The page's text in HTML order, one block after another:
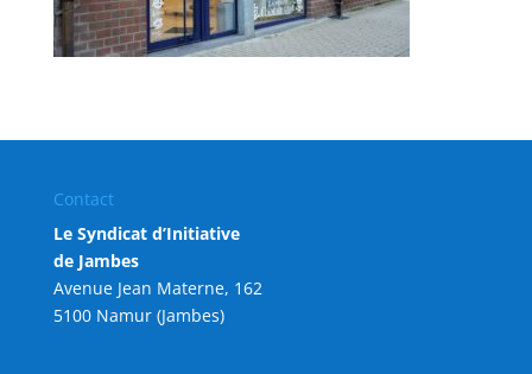
Contact
Le Syndicat d’Initiative
de Jambes
Avenue Jean Materne, 162
5100 Namur (Jambes)